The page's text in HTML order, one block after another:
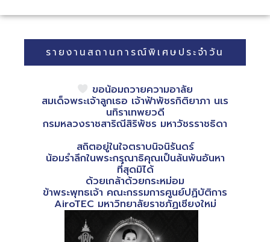
รายงานสถานการณ์พิเศษประจำวัน
ขอน้อมถวายความอาลัย
สมเด็จพระเจ้าลูกเธอ เจ้าฟ้าพัชรกิติยาภา นเร
นทิราเทพยวดี
กรมหลวงราชสาริณีสิริพัชร มหาวัชรราชธิดา
สถิตอยู่ในใจตราบนิจนิรันดร์
น้อมรำลึกในพระกรุณาธิคุณเป็นล้นพ้นอันหา
ที่สุดมิได้
ด้วยเกล้าด้วยกระหม่อม
ข้าพระพุทธเจ้า คณะกรรมการศูนย์ปฏิบัติการ
AiroTEC มหาวิทยาลัยราชภัฏเชียงใหม่